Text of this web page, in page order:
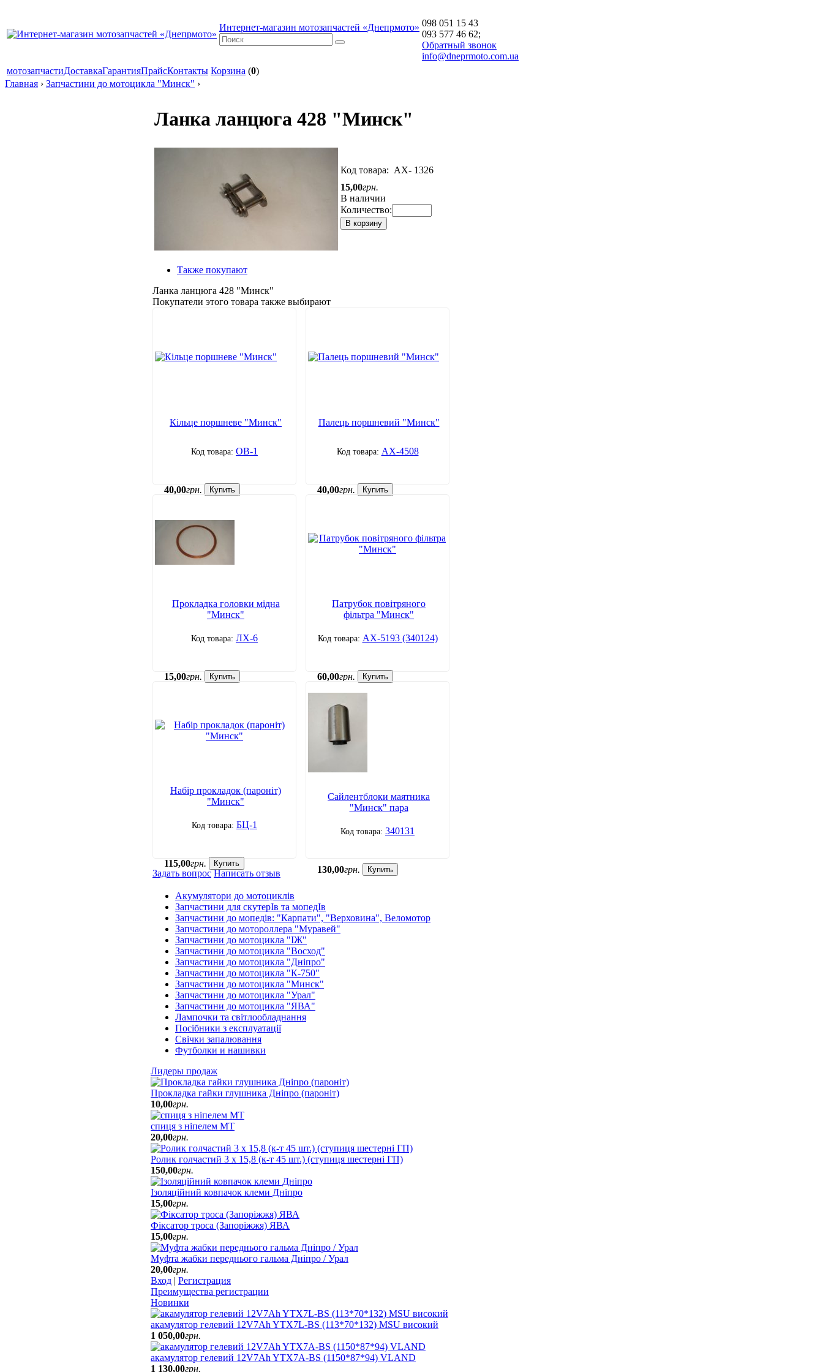
Интернет-магазин мотозапчастей «Днепрмото» 098 051 15 43
093 577 46 62;
Обратный звонок
info@dneprmoto.com.ua
мотозапчастиДоставкаГарантияПрайсКонтакты Корзина (0)
Главная › Запчастини до мотоцикла "Минск" ›
Ланка ланцюга 428 "Минск"
Код товара: АХ- 1326
15,00грн.
В наличии
Количество:
В корзину
Также покупают
Ланка ланцюга 428 "Минск"
Покупатели этого товара также выбирают
Кільце поршневе "Минск"
ОВ-1
40,00грн. Купить
Палець поршневий "Минск"
АХ-4508
40,00грн. Купить
Прокладка головки мідна
"Минск"
ЛХ-6
15,00грн. Купить
Патрубок повітряного
фільтра "Минск"
АХ-5193 (340124)
60,00грн. Купить
Набір прокладок (пароніт)
"Минск"
БЦ-1
115,00грн. Купить
Сайлентблоки маятника
"Минск" пара
340131
130,00грн. Купить
Задать вопрос Написать отзыв
Акумулятори до мотоциклів
Запчастини для скутерІв та мопедІв
Запчастини до мопедів: "Карпати", "Верховина", Веломотор
Запчастини до мотороллера "Муравей"
Запчастини до мотоцикла "ІЖ"
Запчастини до мотоцикла "Восход"
Запчастини до мотоцикла "Дніпро"
Запчастини до мотоцикла "К-750"
Запчастини до мотоцикла "Минск"
Запчастини до мотоцикла "Урал"
Запчастини до мотоцикла "ЯВА"
Лампочки та світлообладнання
Посібники з експлуатації
Свічки запалювання
Футболки и нашивки
Лидеры продаж
Прокладка гайки глушника Дніпро (пароніт)
10,00грн.
спиця з ніпелем МТ
20,00грн.
Ролик голчастий 3 х 15,8 (к-т 45 шт.) (ступиця шестерні ГП)
150,00грн.
Ізоляційний ковпачок клеми Дніпро
15,00грн.
Фіксатор троса (Запоріжжя) ЯВА
15,00грн.
Муфта жабки переднього гальма Дніпро / Урал
20,00грн.
Вход | Регистрация
Преимущества регистрации
Новинки
акамулятор гелевий 12V7Ah YTX7L-BS (113*70*132) MSU високий
1 050,00грн.
акамулятор гелевий 12V7Ah YTX7A-BS (1150*87*94) VLAND
1 130,00грн.